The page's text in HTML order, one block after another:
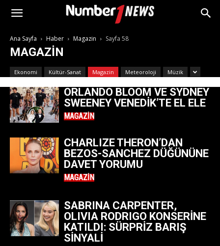
Ana Sayfa Haber Magazin Sayfa 58
MAGAZIN
Ekonomi Kültür-Sanat Magazin Meteoroloji Müzik
ORLANDO BLOOM VE SYDNEY
SWEENEY VENEDIK’TE EL ELE
MAGAZIN
CHARLIZE THERON’DAN
BEZOS-SANCHEZ DÜĞÜNÜNE
DAVET YORUMU
MAGAZIN
SABRINA CARPENTER,
OLIVIA RODRIGO KONSERINE
KATILDI: SÜRPRIZ BARIŞ
SINYALI